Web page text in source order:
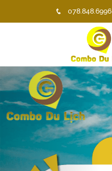
078.848.6996
Previous